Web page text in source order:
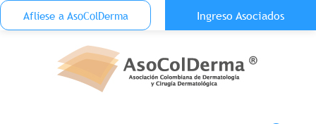
Pasar al contenido principal
Menu Top Anónimo
Aflíese a AsoColDerma Ingreso Asociados